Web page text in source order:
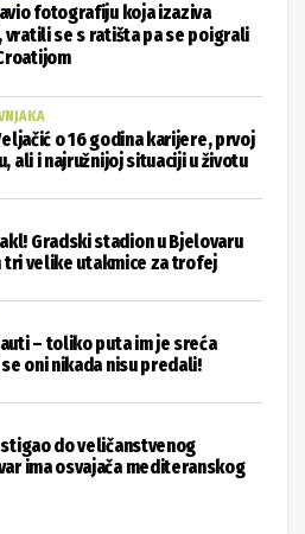
fotografiju koja izaziva
vratili se s ratišta pa se poigrali
o 16 godina karijere, prvoj
ali i najružnijoj situaciji u životu
Gradski stadion u Bjelovaru
tri velike utakmice za trofej
– toliko puta im je sreća
oni nikada nisu predali!
stigao do veličanstvenog
ima osvajača mediteranskog